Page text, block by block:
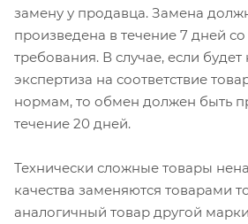
замену у продавца. Замена
произведена в течение 7 дней
требования. В случае, если будет
экспертиза на соответствие
нормам, то обмен должен быть
течение 20 дней.
Технически сложные товары
качества заменяются товарами
аналогичный товар другой